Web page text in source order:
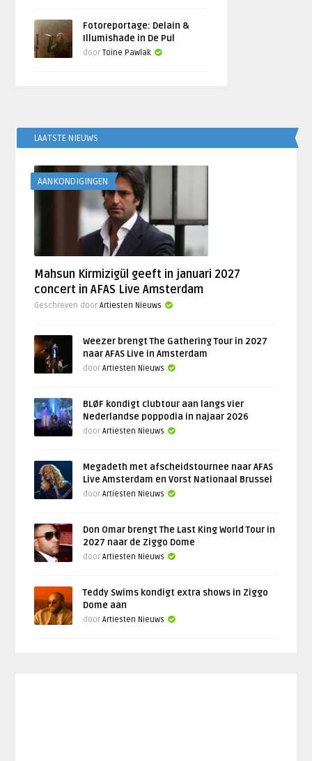
Fotoreportage: Delain &
Illumishade in De Pul
doorToine Pawlak
LAATSTE NIEUWS
AANKONDIGINGEN
Mahsun Kirmizigül geeft in januari 2027
concert in AFAS Live Amsterdam
Geschreven doorArtiesten Nieuws
Weezer brengt The Gathering Tour in 2027
naar AFAS Live in Amsterdam
doorArtiesten Nieuws
BLØF kondigt clubtour aan langs vier
Nederlandse poppodia in najaar 2026
doorArtiesten Nieuws
Megadeth met afscheidstournee naar AFAS
Live Amsterdam en Vorst Nationaal Brussel
doorArtiesten Nieuws
Don Omar brengt The Last King World Tour in
2027 naar de Ziggo Dome
doorArtiesten Nieuws
Teddy Swims kondigt extra shows in Ziggo
Dome aan
doorArtiesten Nieuws